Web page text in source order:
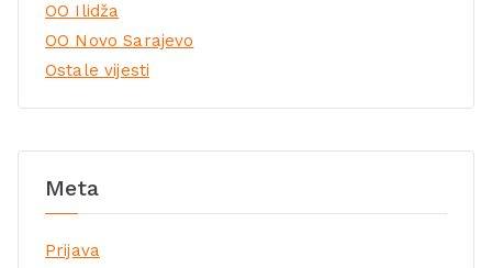
OO Ilidža
OO Novo Sarajevo
Ostale vijesti
Meta
Prijava